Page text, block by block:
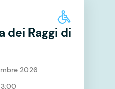
dei Raggi di
2026